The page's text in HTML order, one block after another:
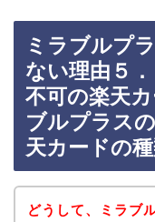
ミラブルプ
ない理由５
不可の楽天
ブルプラス
天カードの
どうして、ミラブ